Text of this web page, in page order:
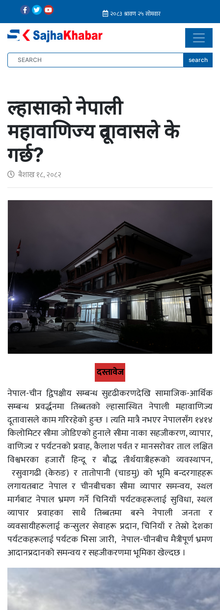
search
ल्हासाको नेपाली
महावाणिज्य दूतावासले के
गर्छ?
बैशाख १८, २०८२
दस्तावेज
नेपाल-चीन द्विपक्षीय सम्बन्ध सुदृढीकरणदेखि सामाजिक-आर्थिक
सम्बन्ध प्रवर्द्धनमा तिब्बतको ल्हासास्थित नेपाली महावाणिज्य
दूतावासले काम गरिरहेको हुन्छ । त्यति मात्रै नभएर नेपालसँग १४१४
किलोमिटर सीमा जोडिएको हुनाले सीमा नाका सहजीकरण, व्यापार,
वाणिज्य र पर्यटनको प्रवाह, कैलाश पर्वत र मानसरोवर ताल लक्षित
विश्वभरका हजारौं हिन्दू र बौद्ध तीर्थयात्रीहरूको व्यवस्थापन,
रसुवागढी (केरुङ) र तातोपानी (चाङमु) को भूमि बन्दरगाहहरू
लगायतबाट नेपाल र चीनबीचका सीमा व्यापार समन्वय, स्थल
मार्गबाट नेपाल भ्रमण गर्ने चिनियाँ पर्यटकहरूलाई सुविधा, स्थल​
व्यापार प्रवाहका साथै तिब्बतमा बस्ने नेपाली जनता र
व्यवसायीहरूलाई कन्सुलर सेवाहरू प्रदान, चिनियाँ र तेस्रो देशका
पर्यटकहरूलाई पर्यटक भिसा जारी, नेपाल-चीनबीच मैत्रीपूर्ण भ्रमण
आदानप्रदानको समन्वय र सहजीकरणमा भूमिका खेल्दछ ।